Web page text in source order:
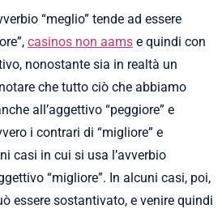
“meglio” tende ad essere
casinos non aams e quindi con
nonostante sia in realtà un
che tutto ciò che abbiamo
all’aggettivo “peggiore” e
i contrari di “migliore” e
casi in cui si usa l’avverbio
“migliore”. In alcuni casi, poi,
essere sostantivato, e venire quindi